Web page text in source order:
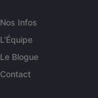
Nos Infos
L'Équipe
Le Blogue
Contact